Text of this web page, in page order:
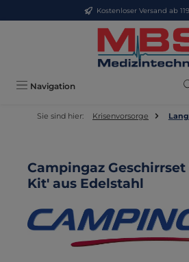
Zum Hauptinhalt springenKostenloser Versand ab
Navigation
Sie sind hier: Krisenvorsorge
Campingaz
Kit' aus Edelstahl